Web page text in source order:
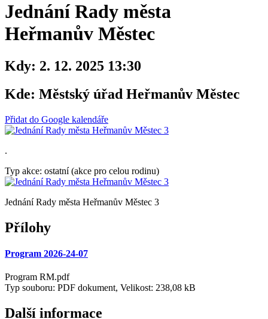
Jednání Rady města
Heřmanův Městec
Kdy: 2. 12. 2025 13:30
Kde: Městský úřad Heřmanův Městec
Přidat do Google kalendáře
.
Typ akce: ostatní (akce pro celou rodinu)
Jednání Rady města Heřmanův Městec 3
Přílohy
Program 2026-24-07
Program RM.pdf
Typ souboru: PDF dokument, Velikost: 238,08 kB
Další informace